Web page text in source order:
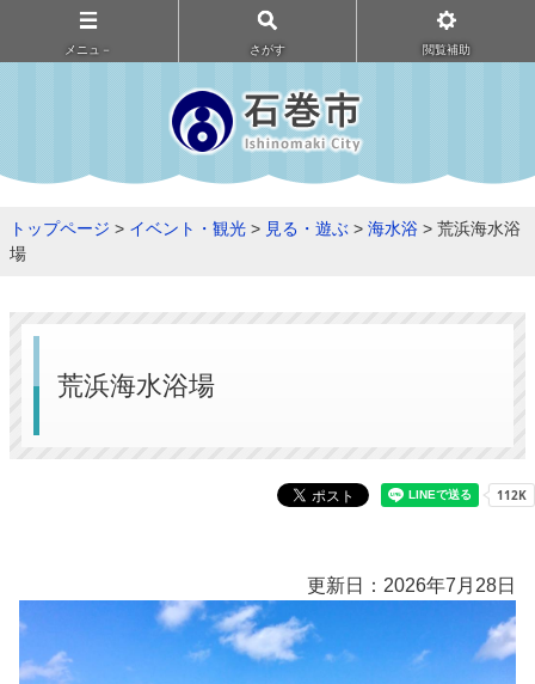
メニュ－ さがす 閲覧補助
トップページ > イベント・観光 > 見る・遊ぶ > 海水浴 > 荒浜海水浴
場
荒浜海水浴場
更新日：2026年7月28日